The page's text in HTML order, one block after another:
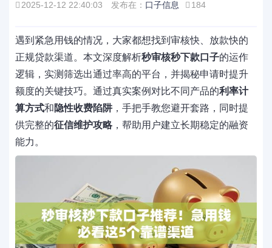
2025-12-12 22:40:03 发布在： 口子信息 184
遇到紧急用钱的情况，大家都想找到审核快、放款快的
正规贷款渠道。本文深度解析秒审核秒下款口子的运作
逻辑，实测筛选出通过率高的平台，并揭秘申请时提升
额度的关键技巧。通过真实案例对比不同产品的利率计
算方式和隐性收费陷阱 ，手把手教您避开套路，同时提
供完整的征信维护攻略，帮助用户建立长期稳定的融资
能力。